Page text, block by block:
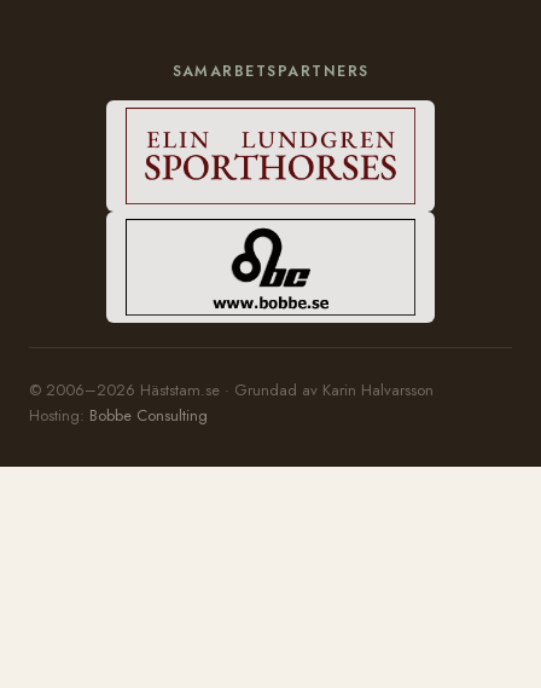
SAMARBETSPARTNERS
© 2006–2026 Häststam.se · Grundad av Karin Halvarsson
Hosting: Bobbe Consulting